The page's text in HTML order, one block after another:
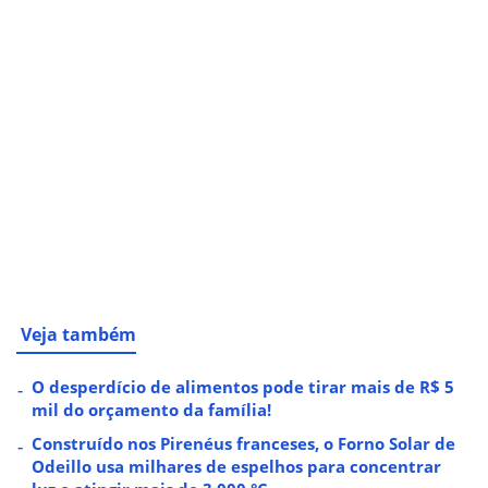
Veja também
O desperdício de alimentos pode tirar mais de R$ 5
mil do orçamento da família!
Construído nos Pirenéus franceses, o Forno Solar de
Odeillo usa milhares de espelhos para concentrar